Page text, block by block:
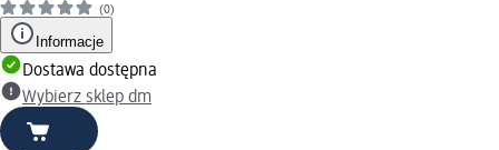
(0)
Informacje
Dostawa dostępna
Wybierz sklep dm